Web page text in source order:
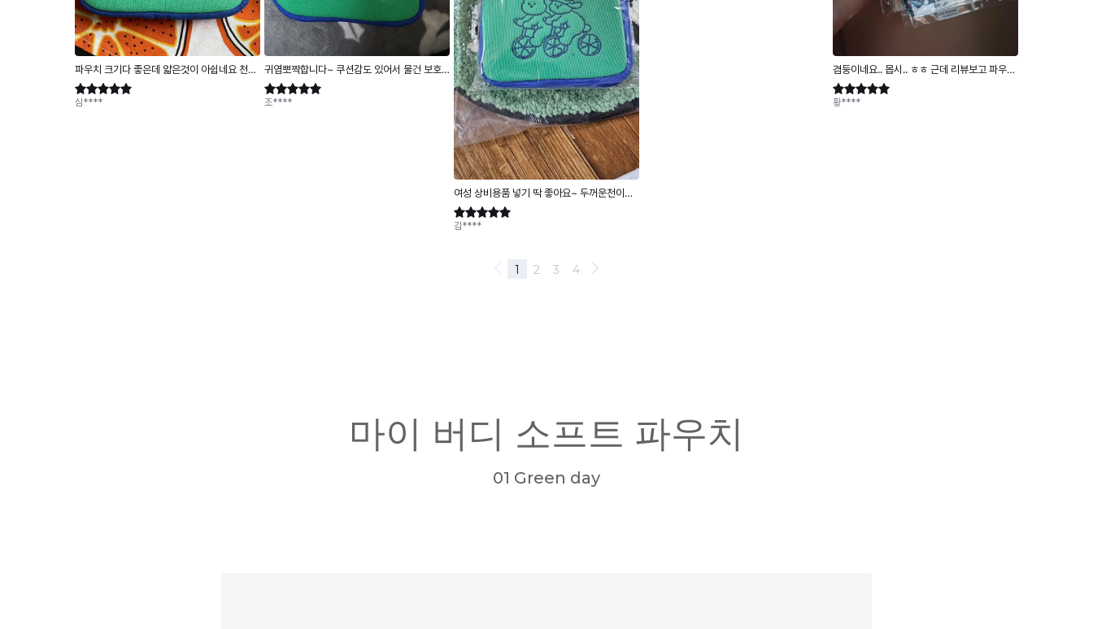
마이 버디 소프트 파우치
01 Green day